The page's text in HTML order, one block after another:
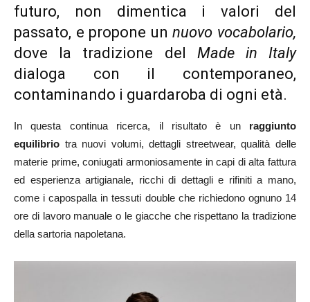
futuro, non dimentica i valori del
passato, e propone unnuovo vocabolario,
dove la tradizione del Made in Italy
dialoga con il contemporaneo,
contaminando i guardaroba di ogni età.
In questa continua ricerca, il risultato è un raggiunto
equilibrio tra nuovi volumi, dettagli streetwear, qualità delle
materie prime, coniugati armoniosamente in capi di alta fattura
ed esperienza artigianale, ricchi di dettagli e rifiniti a mano,
come i capospalla in tessuti double che richiedono ognuno 14
ore di lavoro manuale o le giacche che rispettano la tradizione
della sartoria napoletana.